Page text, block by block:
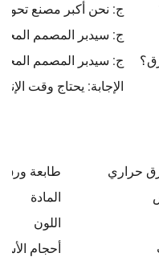
ج: نحن أكبر مصنع
ج: سيدبر المصمم
ج: سيدبر المصمم
الإجابة: يحتاج وقت الإنتاج
حراري
طابعة
المادة
اللون
أحجام